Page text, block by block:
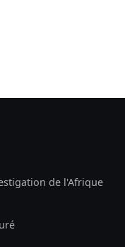
de l'Afrique